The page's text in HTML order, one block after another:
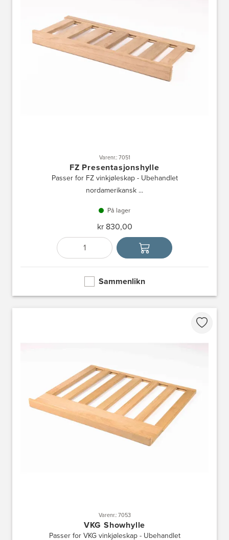
Varenr.: 7051
FZ Presentasjonshylle
Passer for FZ vinkjøleskap - Ubehandlet
nordamerikansk ...
På lager
kr 830,00
Antall
Velg enhet
Sammenlikn
Varenr.: 7053
VKG Showhylle
Passer for VKG vinkjøleskap - Ubehandlet